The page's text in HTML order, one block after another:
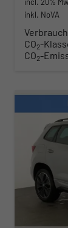
incl. 20%
inkl. NoVA
CO2-
CO2-